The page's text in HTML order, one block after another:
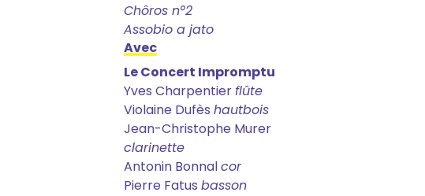
Chôros n°2
Assobio a jato
Avec
Le Concert Impromptu
Yves Charpentierflûte
Violaine Dufès hautbois
Jean-Christophe Murer
clarinette
Antonin Bonnalcor
Pierre Fatus basson